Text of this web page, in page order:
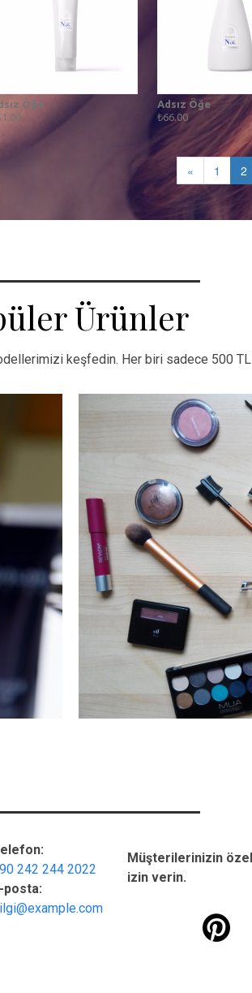
Öğe
Adsız Öğe
₺66.00
« 1 2
Ürünler
keşfedin. Her biri sadece 500
242 244 2022
posta:
Müşterilerinizin
izin verin.
